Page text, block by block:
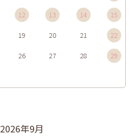
12 13 14 15
19 20 21 22
26 27 28 29
2026年9月